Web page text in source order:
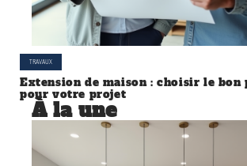
TRAVAUX
Extension de maison : choisir le bon
pour votre projet
À la une